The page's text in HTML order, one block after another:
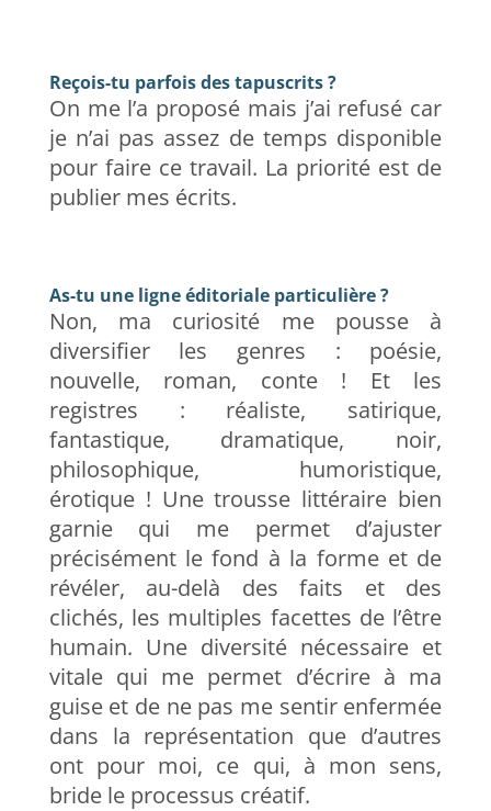
Reçois-tu parfois des tapuscrits ?
On me l’a proposé mais j’ai refusé car
je n’ai pas assez de temps disponible
pour faire ce travail. La priorité est de
publier mes écrits.
As-tu une ligne éditoriale particulière ?
Non, ma curiosité me pousse à
diversifier les genres : poésie,
nouvelle, roman, conte ! Et les
registres : réaliste, satirique,
fantastique, dramatique, noir,
philosophique, humoristique,
érotique ! Une trousse littéraire bien
garnie qui me permet d’ajuster
précisément le fond à la forme et de
révéler, au-delà des faits et des
clichés, les multiples facettes de l’être
humain. Une diversité nécessaire et
vitale qui me permet d’écrire à ma
guise et de ne pas me sentir enfermée
dans la représentation que d’autres
ont pour moi, ce qui, à mon sens,
bride le processus créatif.